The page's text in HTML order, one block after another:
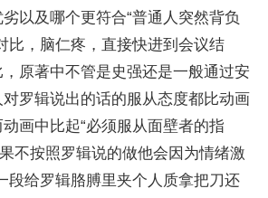
以及哪个更符合“普通人突然背负
比，脑仁疼，直接快进到会议结
原著中不管是史强还是一般通过安
罗辑说出的话的服从态度都比动画
画中比起“必须服从面壁者的指
不按照罗辑说的做他会因为情绪激
段给罗辑胳膊里夹个人质拿把刀还